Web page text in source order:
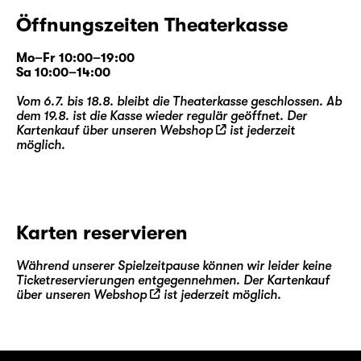
Farmhaus dennoch all den Erkrankten zur
Verfügung und kümmerte sich um sie, die
sonst keinen Ort mehr hatten zum Bleiben
und zum Sterben. Es war eine Zeit, in der
Liebe immer auch Angst bedeutete. Walter
und Henry haben es überlebt, aber der Preis
war hoch.
Eric, Toby und ihre Freunde suchen ihren
Verschwunden ist es nicht, und ist im Fall des
Generationen weitergegeben wird und das
Leben desjenigen bestimmt. Etwa das Leben
Während die politischen Gewissheiten einen
Öffnungszeiten Theaterkasse
Mo–Fr 10:00–19:00
Sa 10:00–14:00
Vom 6.7. bis 18.8. bleibt die Theaterkasse geschlossen. Ab
dem 19.8. ist die Kasse wieder regulär geöffnet. Der
Kartenkauf über unseren Webshop
ist jederzeit
möglich.
Karten reservieren
Während unserer Spielzeitpause können wir leider keine
Ticketreservierungen entgegennehmen. Der Kartenkauf
über unseren Webshop ist jederzeit möglich.